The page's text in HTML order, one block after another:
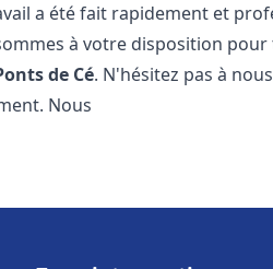
a été fait rapidement et
à votre disposition
de Cé. N'hésitez pas à
Nous